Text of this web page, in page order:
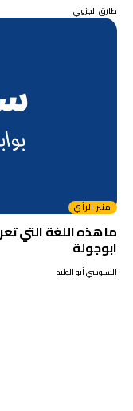
طارق الجزولي
منبر الرأي
ما هذه اللغة التي
ابوجولة
السنوسي أبو الوليد